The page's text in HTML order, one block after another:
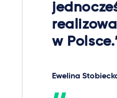
w Polsce.
Ewelina